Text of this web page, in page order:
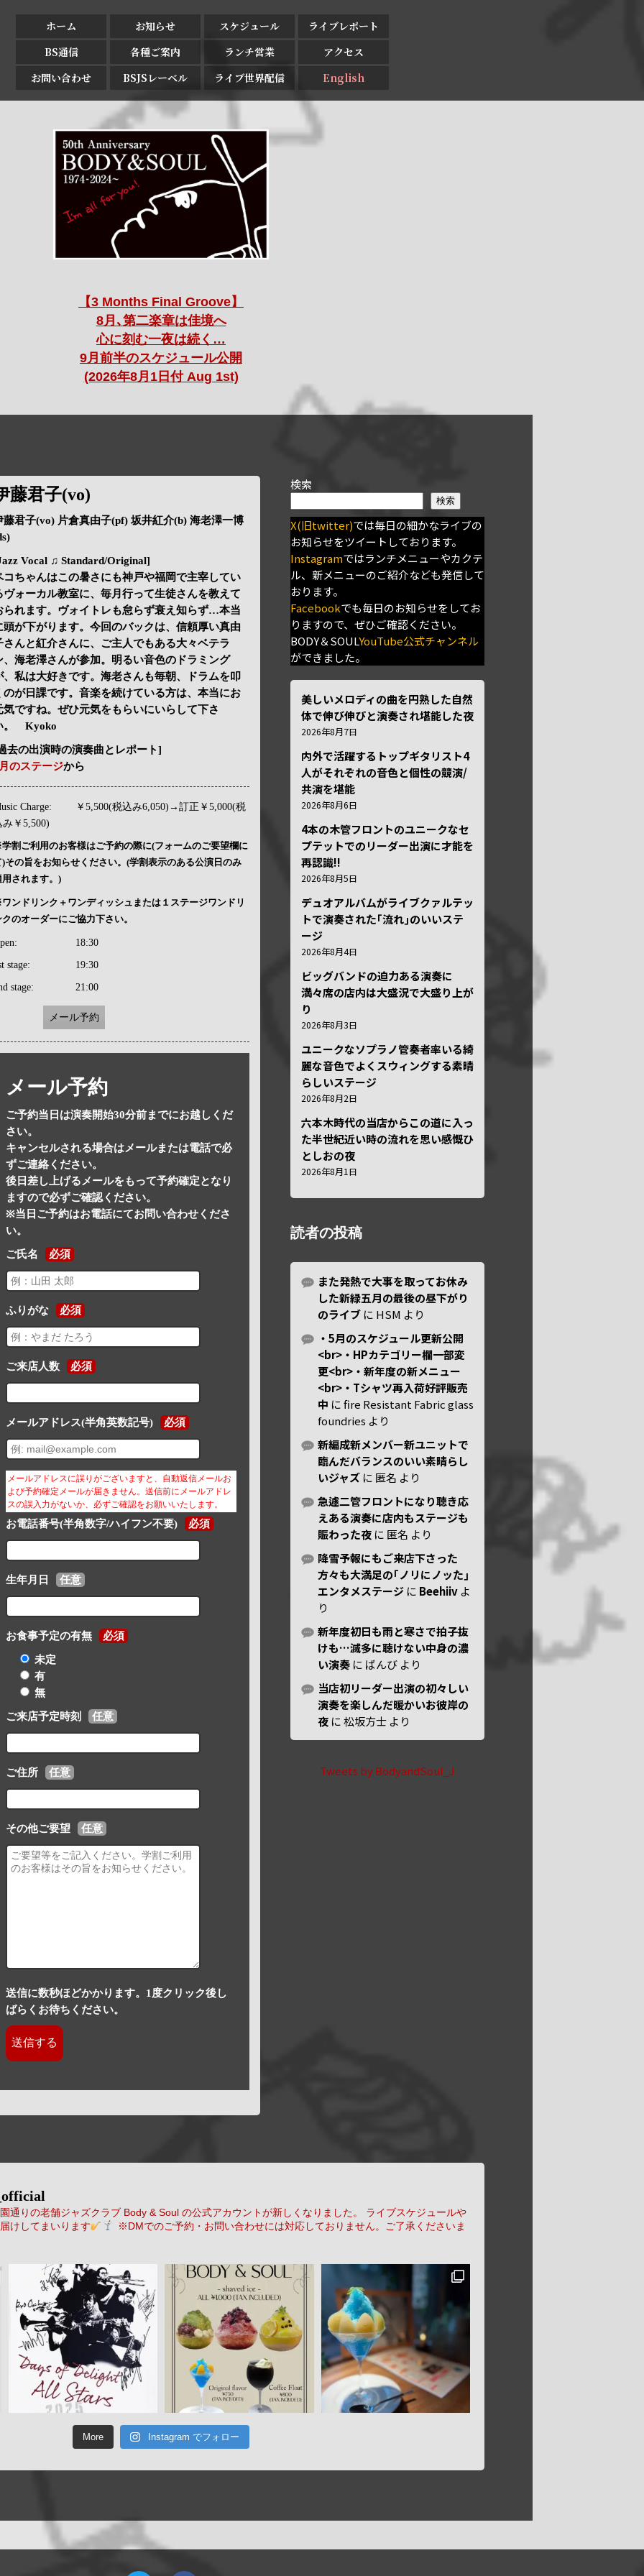
ホーム お知らせ スケジュール
ライブレポート
BS通信
各種ご案内 ランチ営業
アクセス
お問い合わせ
BSJSレーベル ライブ世界配信 English
【3 Months Final Groove】
8月､第二楽章は佳境へ
心に刻む一夜は続く…
9月前半のスケジュール公開
(2026年8月1日付 Aug 1st)
藤君子(vo)
藤君子(vo) 片倉真由子(pf) 坂井紅介(b) 海老澤一博
Vocal ♫ Standard/Original]
コちゃんはこの暑さにも神戸や福岡で主宰してい
ヴォーカル教室に、毎月行って生徒さんを教えて
られます。ヴォイトレも怠らず衰え知らず…本当
頭が下がります。今回のバックは、信頼厚い真由
さんと紅介さんに、ご主人でもある大々ベテラ
、海老澤さんが参加。明るい音色のドラミング
、私は大好きです。海老さんも毎朝、ドラムを叩
のが日課です。音楽を続けている方は、本当にお
気ですね。ぜひ元気をもらいにいらして下さ
。 Kyoko
去の出演時の演奏曲とレポート]
のステージから
Charge:
￥5,500(税込み6,050)→訂正￥5,000(税
み￥5,500)
割ご利用のお客様はご予約の際に(フォームのご要望欄に
)その旨をお知らせください。(学割表示のある公演日のみ
用されます。)
ンドリンク＋ワンディッシュまたは１ステージワンドリ
クのオーダーにご協力下さい。
18:30
stage: 19:30
stage: 21:00
メール予約
メール予約
ご予約当日は演奏開始30分前までにお越しくだ
さい。
キャンセルされる場合はメールまたは電話で必
ずご連絡ください。
後日差し上げるメールをもって予約確定となり
ますので必ずご確認ください。
※当日ご予約はお電話にてお問い合わせくださ
い。
ご氏名 必須
ふりがな 必須
ご来店人数 必須
メールアドレス(半角英数記号) 必須
メールアドレスに誤りがございますと、自動返信メールお
よび予約確定メールが届きません。送信前にメールアドレ
スの誤入力がないか、必ずご確認をお願いいたします。
お電話番号(半角数字/ハイフン不要) 必須
生年月日 任意
お食事予定の有無 必須
未定
有
無
ご来店予定時刻 任意
ご住所 任意
その他ご要望 任意
送信に数秒ほどかかります。1度クリック後し
ばらくお待ちください。
検索
検索
X(旧twitter)では毎日の細かなライブの
お知らせをツイートしております。
Instagramではランチメニューやカクテ
ル、新メニューのご紹介なども発信して
おります。
Facebookでも毎日のお知らせをしてお
りますので、ぜひご確認ください。
BODY＆SOULYouTube公式チャンネル
ができました。
美しいメロディの曲を円熟した自然
体で伸び伸びと演奏され堪能した夜
2026年8月7日
内外で活躍するトップギタリスト4
人がそれぞれの音色と個性の競演/
共演を堪能
2026年8月6日
4本の木管フロントのユニークなセ
プテットでのリーダー出演に才能を
再認識!!
2026年8月5日
デュオアルバムがライブクァルテッ
トで演奏された｢流れ｣のいいステ
ージ
2026年8月4日
ビッグバンドの迫力ある演奏に
満々席の店内は大盛況で大盛り上が
り
2026年8月3日
ユニークなソプラノ管奏者率いる綺
麗な音色でよくスウィングする素晴
らしいステージ
2026年8月2日
六本木時代の当店からこの道に入っ
た半世紀近い時の流れを思い感慨ひ
としおの夜
2026年8月1日
読者の投稿
また発熱で大事を取ってお休み
した新緑五月の最後の昼下がり
のライブ に HSM より
・5月のスケジュール更新公開
<br>・HPカテゴリー欄一部変
更<br>・新年度の新メニュー
<br>・Tシャツ再入荷好評販売
中 にfire Resistant Fabric glass
foundries より
新編成新メンバー新ユニットで
臨んだバランスのいい素晴らし
いジャズ に 匿名 より
急遽二管フロントになり聴き応
えある演奏に店内もステージも
賑わった夜 に 匿名 より
降雪予報にもご来店下さった
方々も大満足の｢ノリにノッた｣
エンタメステージ に Beehiiv よ
り
新年度初日も雨と寒さで拍子抜
けも…滅多に聴けない中身の濃
い演奏 に ばんび より
当店初リーダー出演の初々しい
演奏を楽しんだ暖かいお彼岸の
夜 に松坂方士 より
Tweets by BodyandSoul_J
通りの老舗ジャズクラブ Body & Soul の公式アカウントが新しくなりました。
ライブスケジュールや
けしてまいります
※DMでのご予約・お問い合わせには対応しておりません。ご了承くださいま
More Instagram でフォロー